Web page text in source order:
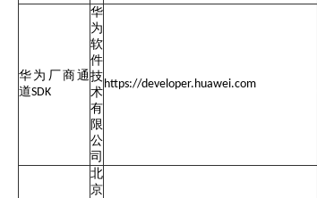
华为厂商通
道SDK
华
为
软
件
技
术
有
限
公
司
https://developer.huawei.com
北
京